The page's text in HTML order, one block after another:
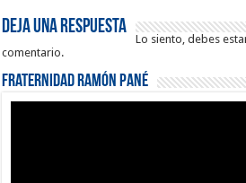
Deja una respuesta
Lo siento, debes
comentario.
Fraternidad Ramón Pané